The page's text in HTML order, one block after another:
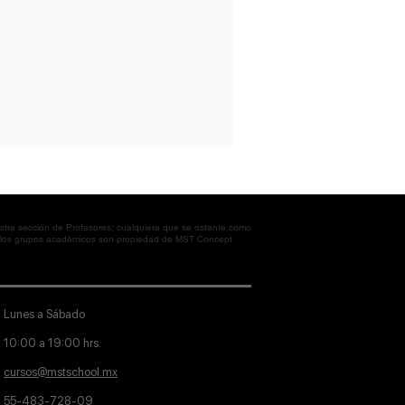
sección de Profesores; cualquiera que se ostente como
grupos académicos son propiedad de MST Concept
Lunes a Sábado
10:00 a 19:00 hrs.
cursos@mstschool.mx
55-483-728-09